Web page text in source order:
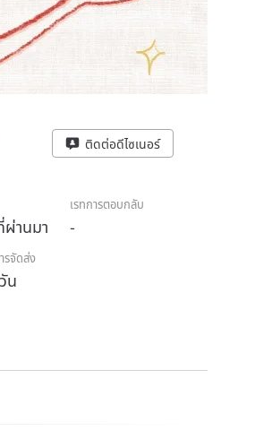
ติดต่อดีไซเนอร์
านมา
เรทการตอบกลับ
-
รจัดส่ง
น